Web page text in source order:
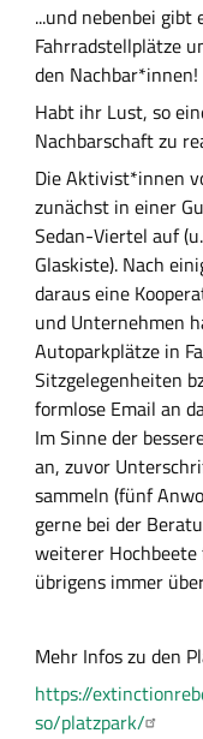
n
f
a
s
s
u
n
g
H
a
u
p
t
I
n
h
a
l
t
s
f
e
l
d
...und nebenbei gibt
Fahrradstellplätze
den Nachbar*innen!
Habt ihr Lust, so
Nachbarschaft zu
Die Aktivist*innen
zunächst in einer
Sedan-Viertel auf
Glaskiste). Nach
daraus eine
und Unternehmen
Autoparkplätze in
Sitzgelegenheiten
formlose Email an
Im Sinne der
an, zuvor
sammeln (fünf
gerne bei der
weiterer
übrigens immer
Mehr Infos zu den
https://
so/platzpark/